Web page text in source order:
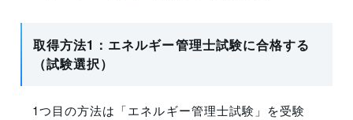
取得方法1：エネルギー管理士試験に合格する
（試験選択）
1つ目の方法は「エネルギー管理士試験」を受験